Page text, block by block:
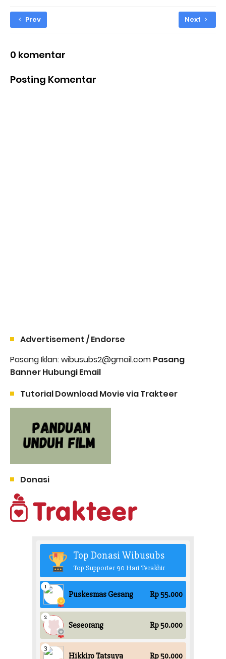
Prev Next
0 komentar
Posting Komentar
Advertisement / Endorse
Pasang Iklan: wibusubs2@gmail.com Pasang
Banner Hubungi Email
Tutorial Download Movie via Trakteer
Donasi